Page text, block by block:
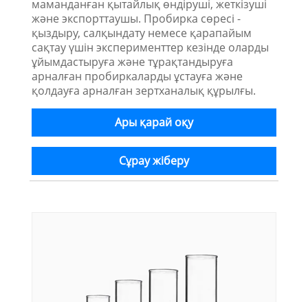
маманданған қытайлық өндіруші, жеткізуші
және экспорттаушы. Пробирка сөресі -
қыздыру, салқындату немесе қарапайым
сақтау үшін эксперименттер кезінде оларды
ұйымдастыруға және тұрақтандыруға
арналған пробиркаларды ұстауға және
қолдауға арналған зертханалық құрылғы.
Ары қарай оқу
Сұрау жіберу